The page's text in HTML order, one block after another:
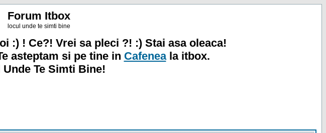
Forum Itbox
locul unde te simti bine
:) ! Ce?! Vrei sa pleci ?! :) Stai asa oleaca!
asteptam si pe tine in Cafeneala itbox.
Unde Te Simti Bine!